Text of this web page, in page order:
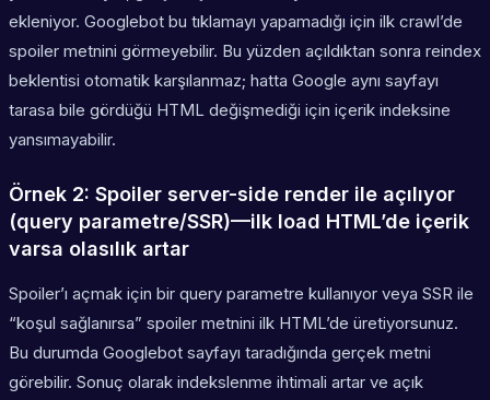
ekleniyor. Googlebot bu tıklamayı yapamadığı için ilk crawl’de
spoiler metnini görmeyebilir. Bu yüzden açıldıktan sonra reindex
beklentisi otomatik karşılanmaz; hatta Google aynı sayfayı
tarasa bile gördüğü HTML değişmediği için içerik indeksine
yansımayabilir.
Örnek 2: Spoiler server-side render ile açılıyor
(query parametre/SSR)—ilk load HTML’de içerik
varsa olasılık artar
Spoiler’ı açmak için bir query parametre kullanıyor veya SSR ile
“koşul sağlanırsa” spoiler metnini ilk HTML’de üretiyorsunuz.
Bu durumda Googlebot sayfayı taradığında gerçek metni
görebilir. Sonuç olarak indekslenme ihtimali artar ve açık